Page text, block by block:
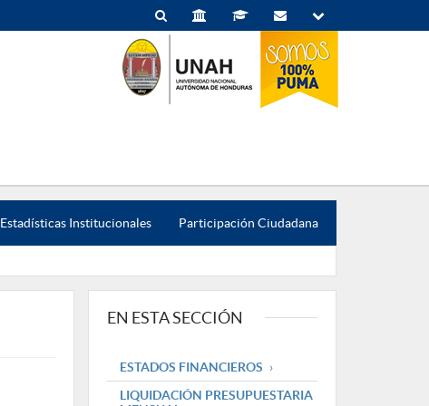
Estadísticas Institucionales Participación Ciudadana
EN ESTA SECCIÓN
ESTADOS FINANCIEROS
LIQUIDACIÓN PRESUPUESTARIA